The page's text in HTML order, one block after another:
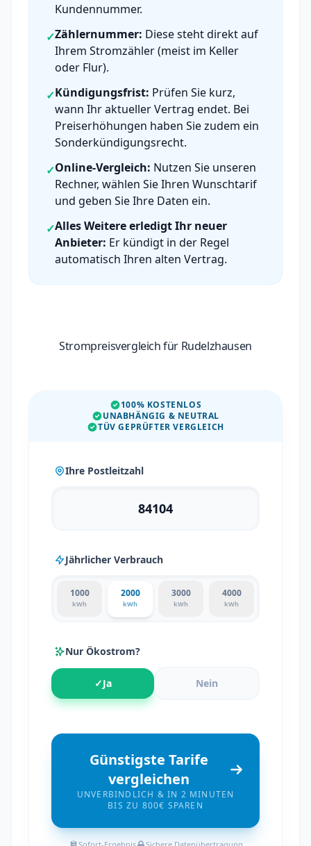
Kundennummer.
✓Zählernummer: Diese steht direkt auf
Ihrem Stromzähler (meist im Keller
oder Flur).
✓Kündigungsfrist: Prüfen Sie kurz,
wann Ihr aktueller Vertrag endet. Bei
Preiserhöhungen haben Sie zudem ein
Sonderkündigungsrecht.
✓Online-Vergleich: Nutzen Sie unseren
Rechner, wählen Sie Ihren Wunschtarif
und geben Sie Ihre Daten ein.
✓Alles Weitere erledigt Ihr neuer
Anbieter: Er kündigt in der Regel
automatisch Ihren alten Vertrag.
Strompreisvergleich für Rudelzhausen
100% KOSTENLOS
UNABHÄNGIG & NEUTRAL
TÜV GEPRÜFTER VERGLEICH
Ihre Postleitzahl
Jährlicher Verbrauch
1000
kWh
2000
kWh
3000
kWh
4000
kWh
Nur Ökostrom?
✓Ja Nein
Günstigste Tarife
vergleichen
UNVERBINDLICH & IN 2 MINUTEN
BIS ZU 800€ SPAREN